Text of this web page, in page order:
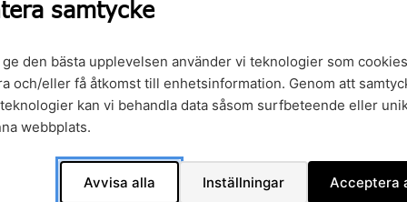
att visa på den kliniska nyttan av
att ta fram gemensamma arbetssätt
och mer framgångsrika framsteg för
i sjukvården. Det inkluderar
och datadelning, etiska frågor och
(MoU) undertecknades av Bettina
under Nordic Precision Medicine Forum i
samtycke
ge den bästa upplevelsen använder vi teknologier som
och/eller få åtkomst till enhetsinformation. Genom att
kan vi behandla data såsom surfbeteende eller
webbplats.
Avvisa alla Inställningar Acceptera